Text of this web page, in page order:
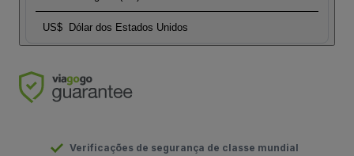
US$ Dólar dos Estados Unidos
Verificações de segurança de classe mundial